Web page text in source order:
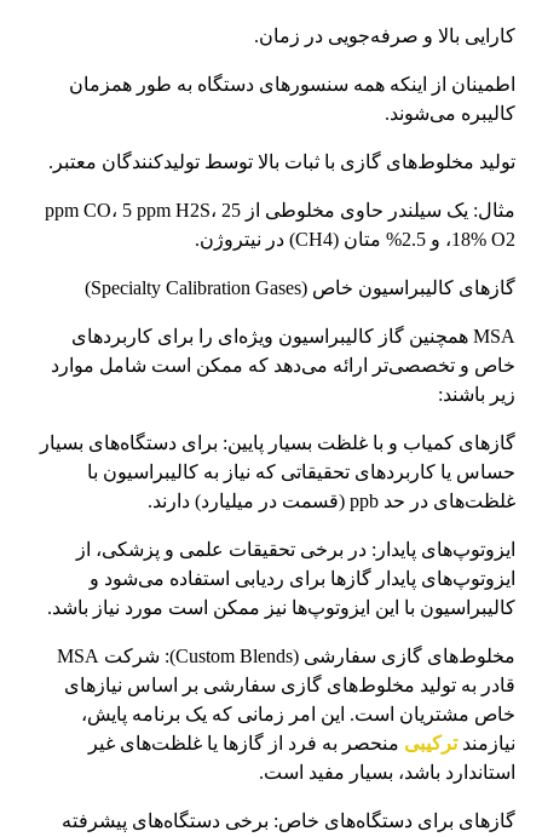
کارایی بالا و صرفه‌جویی در زمان.
اطمینان از اینکه همه سنسورهای دستگاه به طور همزمان
کالیبره می‌شوند.
تولید مخلوط‌های گازی با ثبات بالا توسط تولیدکنندگان معتبر.
مثال: یک سیلندر حاوی مخلوطی از 25 ppm CO، 5 ppm H2S،
18% O2، و 2.5% متان (CH4) در نیتروژن.
گازهای کالیبراسیون خاص (Specialty Calibration Gases)
MSA همچنین گاز کالیبراسیون ویژه‌ای را برای کاربردهای
خاص و تخصصی‌تر ارائه می‌دهد که ممکن است شامل موارد
زیر باشند:
گازهای کمیاب و با غلظت بسیار پایین: برای دستگاه‌های بسیار
حساس یا کاربردهای تحقیقاتی که نیاز به کالیبراسیون با
غلظت‌های در حد ppb (قسمت در میلیارد) دارند.
ایزوتوپ‌های پایدار: در برخی تحقیقات علمی و پزشکی، از
ایزوتوپ‌های پایدار گازها برای ردیابی استفاده می‌شود و
کالیبراسیون با این ایزوتوپ‌ها نیز ممکن است مورد نیاز باشد.
مخلوط‌های گازی سفارشی (Custom Blends): شرکت MSA
قادر به تولید مخلوط‌های گازی سفارشی بر اساس نیازهای
خاص مشتریان است. این امر زمانی که یک برنامه پایش،
نیازمندترکیبی منحصر به فرد از گازها یا غلظت‌های غیر
استاندارد باشد، بسیار مفید است.
گازهای برای دستگاه‌های خاص: برخی دستگاه‌های پیشرفته